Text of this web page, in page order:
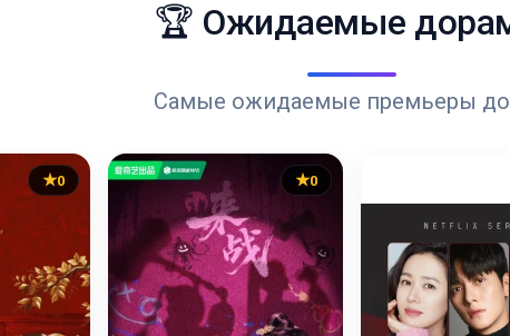
🏆 Ожидаемые
Самые ожидаемые премьеры
0 0